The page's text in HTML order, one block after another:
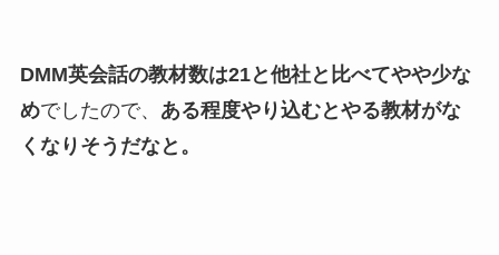
DMM英会話の教材数は21と他社と比べてやや少な
めでしたので、 ある程度やり込むとやる教材がな
くなりそうだなと。